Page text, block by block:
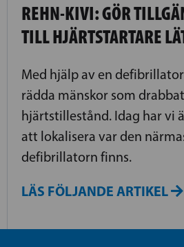
REHN-KIVI: GÖR
TILL HJÄRTSTARTARE
Med hjälp av en
rädda mänskor som
hjärtstillestånd. Idag har vi
att lokalisera var den
defibrillatorn finns.
LÄS FÖLJANDE ARTIKEL